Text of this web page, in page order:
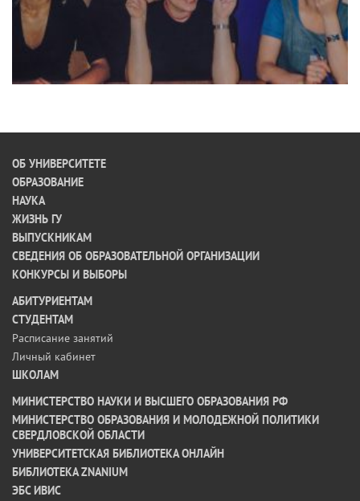
ОБ УНИВЕРСИТЕТЕ
ОБРАЗОВАНИЕ
НАУКА
ЖИЗНЬ ГУ
ВЫПУСКНИКАМ
СВЕДЕНИЯ ОБ ОБРАЗОВАТЕЛЬНОЙ ОРГАНИЗАЦИИ
КОНКУРСЫ И ВЫБОРЫ
АБИТУРИЕНТАМ
СТУДЕНТАМ
Расписание занятий
Личный кабинет
ШКОЛАМ
МИНИСТЕРСТВО НАУКИ И ВЫСШЕГО ОБРАЗОВАНИЯ РФ
МИНИСТЕРСТВО ОБРАЗОВАНИЯ И МОЛОДЕЖНОЙ ПОЛИТИКИ
СВЕРДЛОВСКОЙ ОБЛАСТИ
УНИВЕРСИТЕТСКАЯ БИБЛИОТЕКА ОНЛАЙН
БИБЛИОТЕКА ZNANIUM
ЭБС ИВИС